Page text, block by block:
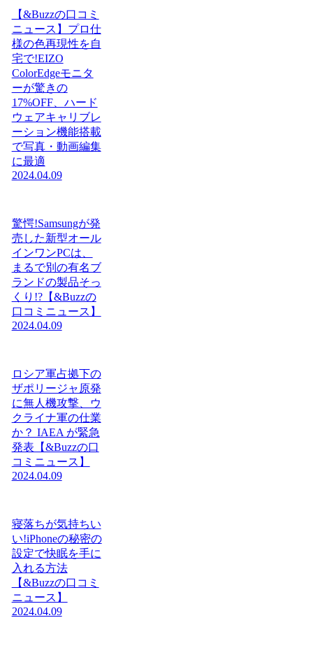
【&Buzzの口コミ
ニュース】プロ仕
様の色再現性を自
宅で!EIZO
ColorEdgeモニタ
ーが驚きの
17%OFF、ハード
ウェアキャリブレ
ーション機能搭載
で写真・動画編集
に最適
2024.04.09
驚愕!Samsungが発
売した新型オール
インワンPCは、
まるで別の有名ブ
ランドの製品そっ
くり!?【&Buzzの
口コミニュース】
2024.04.09
ロシア軍占拠下の
ザポリージャ原発
に無人機攻撃、ウ
クライナ軍の仕業
か？ IAEA が緊急
発表【&Buzzの口
コミニュース】
2024.04.09
寝落ちが気持ちい
い!iPhoneの秘密の
設定で快眠を手に
入れる方法
【&Buzzの口コミ
ニュース】
2024.04.09